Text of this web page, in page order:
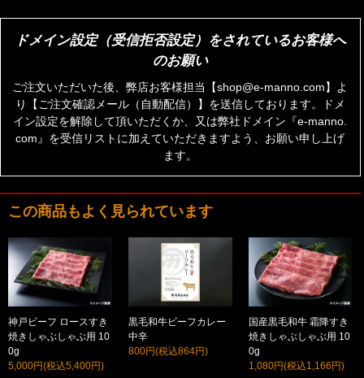
ドメイン設定（受信拒否設定）をされているお客様へ
のお願い
ご注文いただいた後、弊店お客様担当【shop@e-manno.com】よ
り【ご注文確認メール（自動配信）】を送信しております。ドメ
イン設定を解除して頂いただくか、又は弊社ドメイン『e-manno.
com』を受信リストに加えていただきますよう、お願い申し上げ
ます。
この商品もよく見られています
神戸ビーフ ロースすき
焼きしゃぶしゃぶ用 10
0g
5,000円(税込5,400円)
黒毛和牛ビーフカレー
中辛
800円(税込864円)
国産黒毛和牛 霜降すき
焼きしゃぶしゃぶ用 10
0g
1,080円(税込1,166円)